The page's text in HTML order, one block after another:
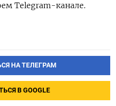
Telegram-канале.
НА ТЕЛЕГРАМ
В GOOGLE